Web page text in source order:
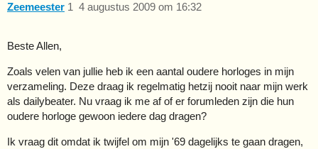
Zeemeester 4 augustus 2009 om 16:32
1
Beste Allen,
Zoals velen van jullie heb ik een aantal oudere horloges in mijn
verzameling. Deze draag ik regelmatig hetzij nooit naar mijn werk
als dailybeater. Nu vraag ik me af of er forumleden zijn die hun
oudere horloge gewoon iedere dag dragen?
Ik vraag dit omdat ik twijfel om mijn '69 dagelijks te gaan dragen,